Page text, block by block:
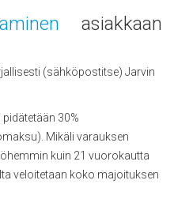
asiakkaan
(sähköpostitse) Jarvin
30%
Mikäli varauksen
kuin 21 vuorokautta
veloitetaan koko majoituksen